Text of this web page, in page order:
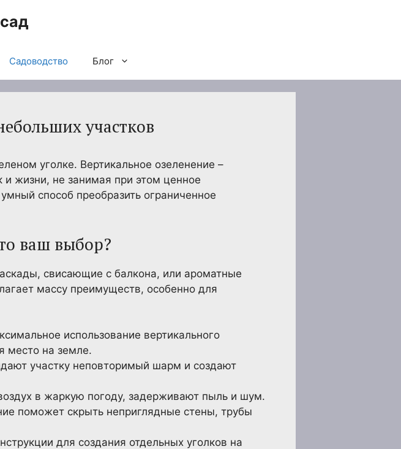
Садоводство Блог
участков
уголке. Вертикальное озеленение –
и жизни, не занимая при этом ценное
способ преобразить ограниченное
ваш выбор?
свисающие с балкона, или ароматные
массу преимуществ, особенно для
использование вертикального
место на земле.
участку неповторимый шарм и создают
в жаркую погоду, задерживают пыль и шум.
поможет скрыть неприглядные стены, трубы
для создания отдельных уголков на